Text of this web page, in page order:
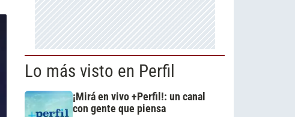
Lo más visto en Perfil
¡Mirá en vivo +Perfil!: un canal
con gente que piensa